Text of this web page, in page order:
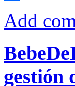
Add
gestión